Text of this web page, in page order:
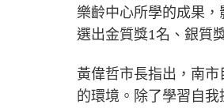
樂齡中心所學的成果
選出金質獎1名、銀質
黃偉哲市長指出，南
的環境。除了學習自